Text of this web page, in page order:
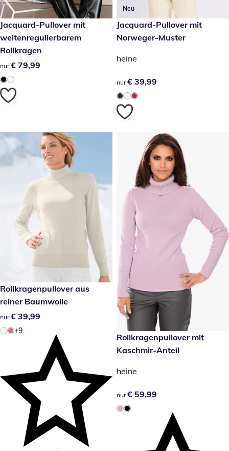
€ 79,99
Jacquard-Pullover mit
weitenregulierbarem
Rollkragen
€ 79,99
nur € 79,99
Neu
€ 39,99
Jacquard-Pullover mit
Norweger-Muster
heine
€ 39,99
nur € 39,99
€ 39,99
Rollkragenpullover aus
reiner Baumwolle
€ 39,99
nur € 39,99
+9
€ 59,99
Rollkragenpullover mit
Kaschmir-Anteil
heine
€ 59,99
nur € 59,99